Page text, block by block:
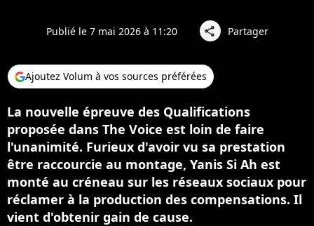
Publié le 7 mai 2026 à 11:20 share Partager
Ajoutez Volum à vos sources préférées
La nouvelle épreuve des Qualifications
proposée dans The Voice est loin de faire
l'unanimité. Furieux d'avoir vu sa prestation
être raccourcie au montage, Yanis Si Ah est
monté au créneau sur les réseaux sociaux pour
réclamer à la production des compensations. Il
vient d'obtenir gain de cause.